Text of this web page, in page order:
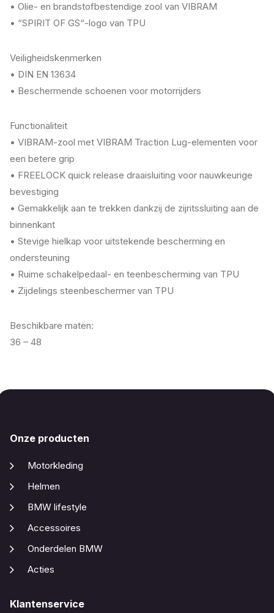
• Olie- en brandstofbestendige zool van VIBRAM
• “SPIRIT OF GS“-logo van TPU
Veiligheidskenmerken
• DIN EN 13634
• Beschermende schoenen voor motorrijders
Functionaliteit
• VIBRAM-zool met VIBRAM Traction Lug-elementen voor
een betere grip
• FREELOCK quick release draaisluiting voor nauwkeurige
bevestiging
• Gemakkelijk aan te trekken dankzij de zijritssluiting aan de
binnenkant
• Stevige hielkap voor uitstekende bescherming en
ondersteuning
• Ruime schakelpedaal- en teenbescherming van TPU
• Zijdelings steenbeschermer van TPU
Beschikbare maten:
36 – 48
Onze producten
Motorkleding
Helmen
BMW lifestyle
Accessoires
Onderdelen BMW
Acties
Klantenservice